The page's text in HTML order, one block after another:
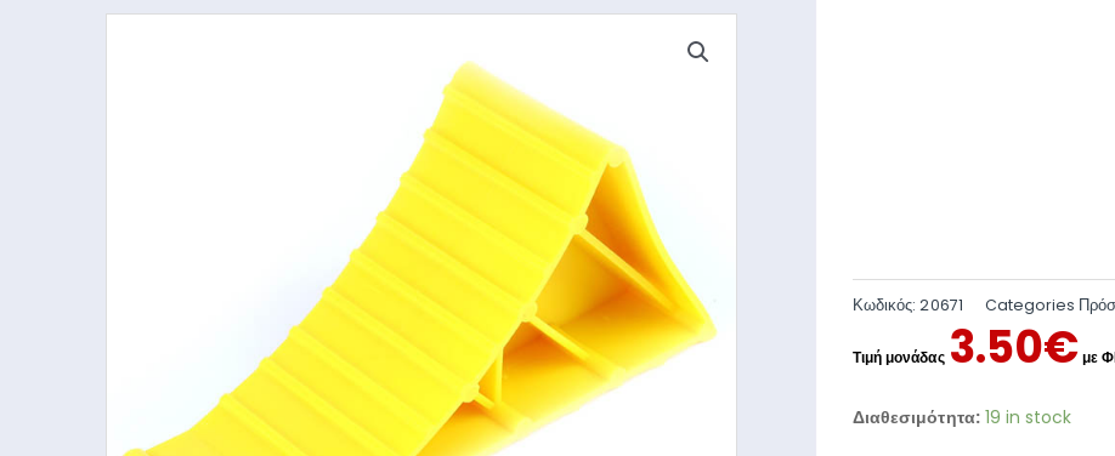
Κωδικός:20671 Categories
3.50€
Διαθεσιμότητα: 19 in stock